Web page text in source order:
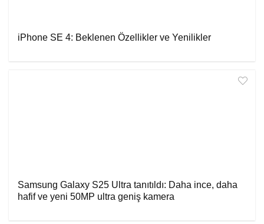
iPhone SE 4: Beklenen Özellikler ve Yenilikler
Samsung Galaxy S25 Ultra tanıtıldı: Daha ince, daha
hafif ve yeni 50MP ultra geniş kamera